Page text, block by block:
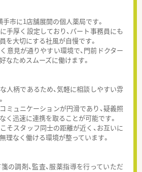
市に1店舗展開の個人薬局です。
手厚く設定しており、パート事務員にも
を大切にする社風が自慢です。
意見が通りやすい環境で、門前ドクター
なためスムーズに働けます。
人柄であるため、気軽に相談しやすい雰
ミュニケーションが円滑であり、疑義照
く迅速に連携を取ることが可能です。
そスタッフ同士の距離が近く、お互いに
理なく働ける環境が整っています。
の調剤、監査、服薬指導を行っていただ